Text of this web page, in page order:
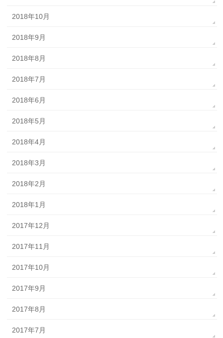
2018年10月
2018年9月
2018年8月
2018年7月
2018年6月
2018年5月
2018年4月
2018年3月
2018年2月
2018年1月
2017年12月
2017年11月
2017年10月
2017年9月
2017年8月
2017年7月